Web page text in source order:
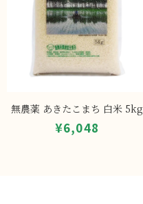
無農薬 あきたこまち 白米 5kg
¥6,048